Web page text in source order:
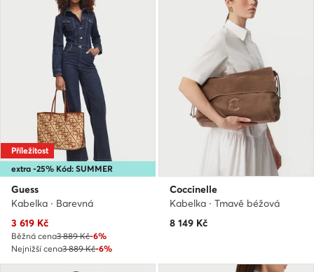
extra -25% Kód: SUMMER
Příležitost
Guess
Kabelka · Barevná
Aktuální cena
3 619 Kč
Běžná cena3 889 Kč-6%
Nejnižší cena3 889 Kč-6%
Coccinelle
Kabelka · Tmavě béžová
8 149 Kč